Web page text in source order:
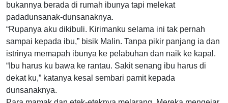
bukannya berada di rumah ibunya tapi melekat
padadunsanak-dunsanaknya.
“Rupanya aku dikibuli. Kirimanku selama ini tak pernah
sampai kepada ibu,” bisik Malin. Tanpa pikir panjang ia dan
istrinya memapah ibunya ke pelabuhan dan naik ke kapal.
“Ibu harus ku bawa ke rantau. Sakit senang ibu harus di
dekat ku,” katanya kesal sembari pamit kepada
dunsanaknya.